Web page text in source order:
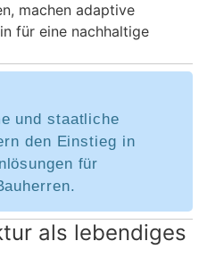
machen adaptive
für eine nachhaltige
und staatliche
den Einstieg in
für
als lebendiges